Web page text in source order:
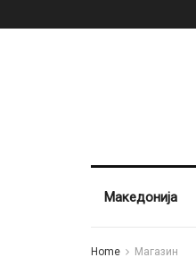
Македонија
Home Магазин